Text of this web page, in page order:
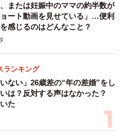
。しかし、後から聞いた話
いる封筒が存在するというの
房具専門店に問い合わせる
専用封筒がございます」との
校からの指定はなかったの
解」があったなんて。ここ
を受けている気分です。
を提出したとしても、倍率の
または妊娠中のママの約半数が
ョート動画を見せている」…便利
感じるのはどんなこと？
ランキング
いない」26歳差の“年の差婚”をし
は？反対する声はなかった？
た